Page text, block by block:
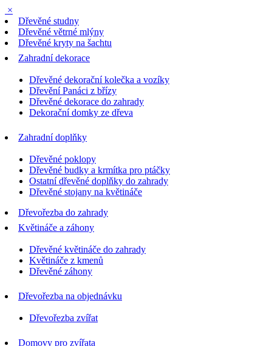
×
Dřevěné studny
Dřevěné větrné mlýny
Dřevěné kryty na šachtu
Zahradní dekorace
Dřevěné dekorační kolečka a vozíky
Dřevění Panáci z břízy
Dřevěné dekorace do zahrady
Dekorační domky ze dřeva
Zahradní doplňky
Dřevěné poklopy
Dřevěné budky a krmítka pro ptáčky
Ostatní dřevěné doplňky do zahrady
Dřevěné stojany na květináče
Dřevořezba do zahrady
Květináče a záhony
Dřevěné květináče do zahrady
Květináče z kmenů
Dřevěné záhony
Dřevořezba na objednávku
Dřevořezba zvířat
Domovy pro zvířata